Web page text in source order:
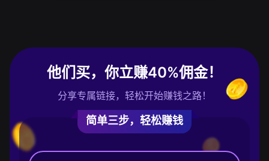
他们买，你立赚40%佣金！
分享专属链接，轻松开始赚钱之路！
简单三步，轻松赚钱